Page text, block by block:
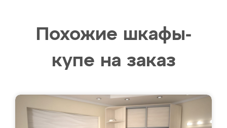
Похожие шкафы-
купе на заказ